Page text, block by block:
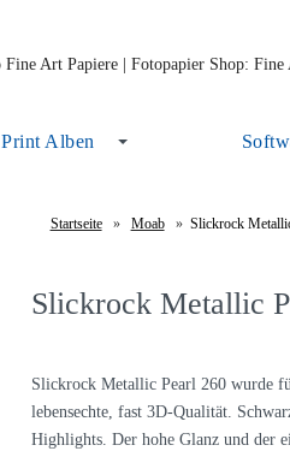
Print Alben
Startseite » Moab » Slickrock
Slickrock Metallic
Slickrock Metallic Pearl 260 wurde
lebensechte, fast 3D-Qualität.
Highlights. Der hohe Glanz und der